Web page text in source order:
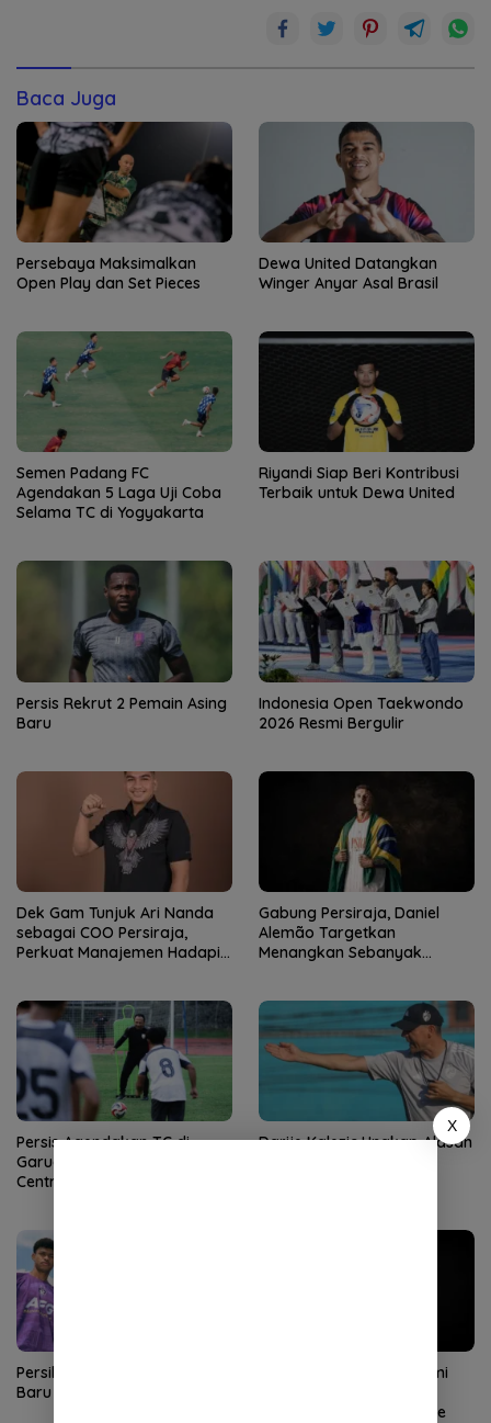
Baca Juga
Persebaya Maksimalkan
Open Play dan Set Pieces
Dewa United Datangkan
Winger Anyar Asal Brasil
Semen Padang FC
Agendakan 5 Laga Uji Coba
Selama TC di Yogyakarta
Riyandi Siap Beri Kontribusi
Terbaik untuk Dewa United
Persis Rekrut 2 Pemain Asing
Baru
Indonesia Open Taekwondo
2026 Resmi Bergulir
Dek Gam Tunjuk Ari Nanda
sebagai COO Persiraja,
Perkuat Manajemen Hadapi
Gabung Persiraja, Daniel
Alemão Targetkan
Menangkan Sebanyak
Persis Agendakan TC di
Garudayaksa Training
Centre
Darije Kalezic Ungkap Alasan
Persik Perkenalkan 5 Pemain
Baru
Ilham Udin Armaiyn Resmi
Promosi ke Super League
X